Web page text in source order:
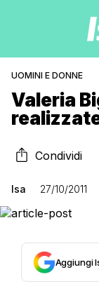
UOMINI E DONNE
Valeria
Condividi
Isa 27/10/2011
Aggiungi